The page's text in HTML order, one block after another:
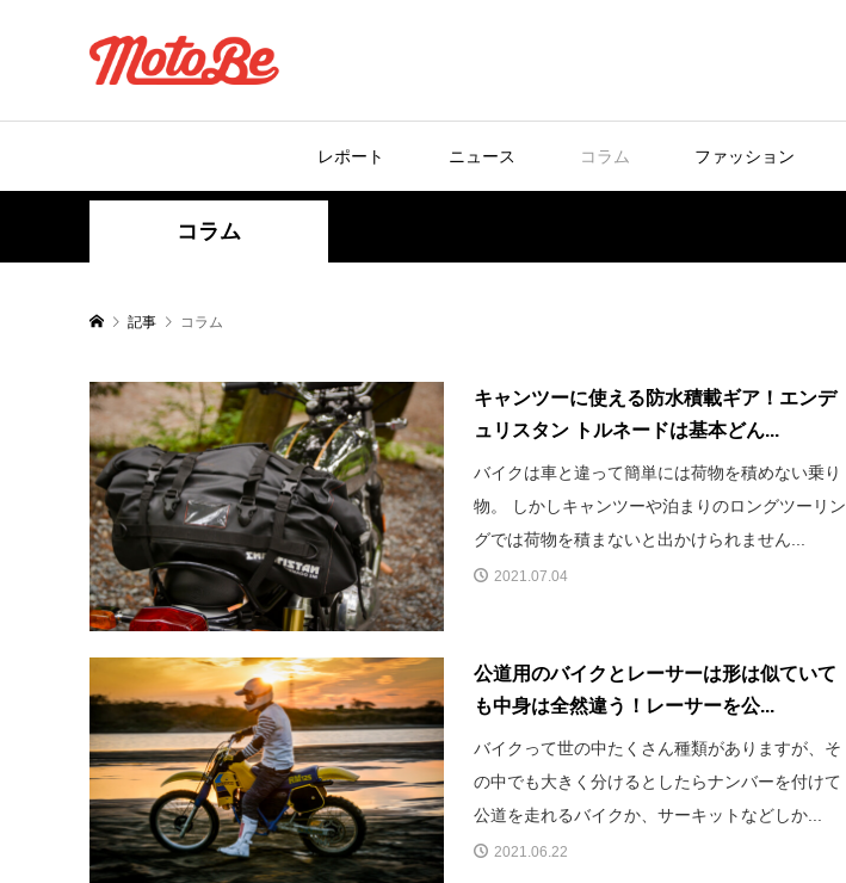
レポート ニュース コラム ファッション
コラム
記事 コラム
キャンツーに使える防水積載ギア！エンデ
ュリスタン トルネードは基本どん...
バイクは車と違って簡単には荷物を積めない乗り
物。 しかしキャンツーや泊まりのロングツーリン
グでは荷物を積まないと出かけられません...
2021.07.04
公道用のバイクとレーサーは形は似ていて
も中身は全然違う！レーサーを公...
バイクって世の中たくさん種類がありますが、そ
の中でも大きく分けるとしたらナンバーを付けて
公道を走れるバイクか、サーキットなどしか...
2021.06.22